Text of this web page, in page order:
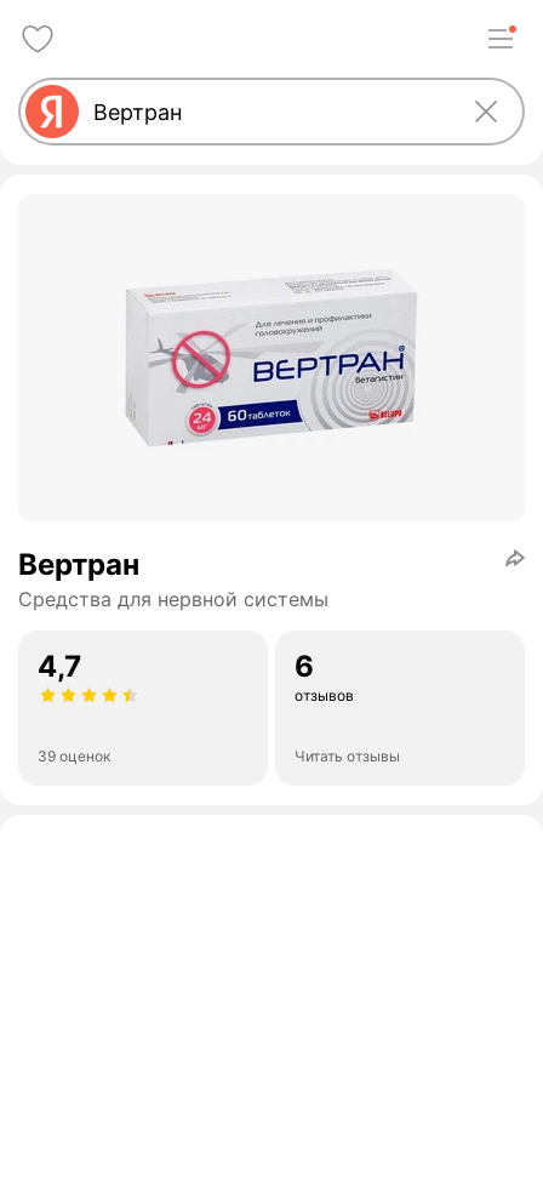
Вертран
Средства для нервной системы
4,7
39 оценок
6
отзывов
Читать отзывы